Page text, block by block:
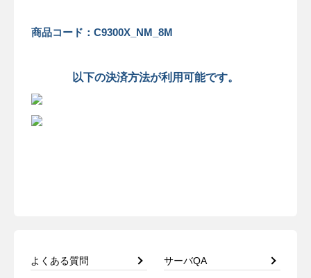
商品コード：C9300X_NM_8M
以下の決済方法が利用可能です。
よくある質問 サーバQA